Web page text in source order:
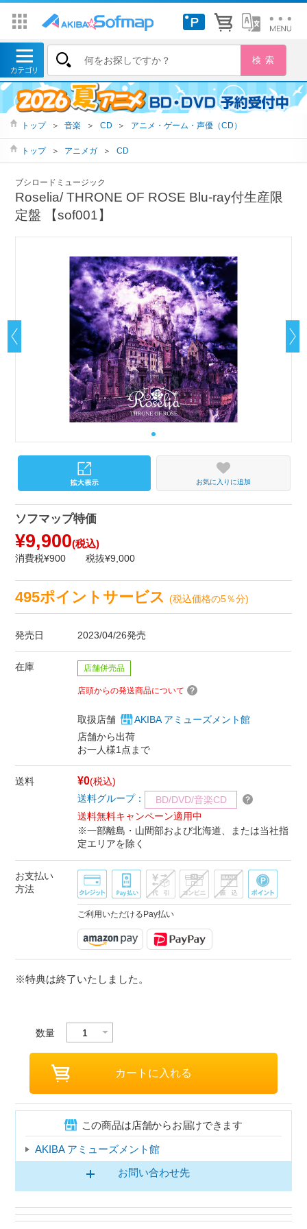
トップ ＞ 音楽 ＞ CD ＞ アニメ・ゲーム・声優（CD）
トップ ＞ アニメガ ＞ CD
ブシロードミュージック
Roselia/ THRONE OF ROSE Blu-ray付生産限
定盤 【sof001】
お気に入りに追加
ソフマップ特価
¥9,900(税込)
消費税¥900 税抜¥9,000
495ポイントサービス(税込価格の5％分)
発売日 2023/04/26発売
在庫 店舗併売品
店頭からの発送商品について
取扱店舗
AKIBA アミューズメント館
店舗から出荷
お一人様1点まで
送料 ¥0(税込)
送料グループ：
BD/DVD/音楽CD
送料無料キャンペーン適用中
※一部離島・山間部および北海道、または当社指
定エリアを除く
お支払い
方法
ご利用いただけるPay払い
※特典は終了いたしました。
数量
この商品は店舗からお届けできます
AKIBA アミューズメント館
お問い合わせ先